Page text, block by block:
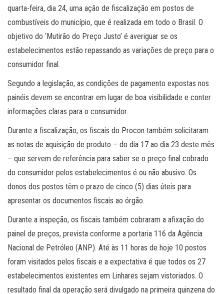
quarta-feira, dia 24, uma ação de fiscalização em postos de
combustíveis do município, que é realizada em todo o Brasil. O
objetivo do ‘Mutirão do Preço Justo’ é averiguar se os
estabelecimentos estão repassando as variações de preço para o
consumidor final.
Segundo a legislação, as condições de pagamento expostas nos
painéis devem se encontrar em lugar de boa visibilidade e conter
informações claras para o consumidor.
Durante a fiscalização, os fiscais do Procon também solicitaram
as notas de aquisição de produto – do dia 17 ao dia 23 deste mês
– que servem de referência para saber se o preço final cobrado
do consumidor pelos estabelecimentos é ou não abusivo. Os
donos dos postos têm o prazo de cinco (5) dias úteis para
apresentar os documentos fiscais ao órgão.
Durante a inspeção, os fiscais também cobraram a afixação do
painel de preços, prevista conforme a portaria 116 da Agência
Nacional de Petróleo (ANP). Até às 11 horas de hoje 10 postos
foram visitados pelos fiscais e a expectativa é que todos os 27
estabelecimentos existentes em Linhares sejam vistoriados. O
resultado final da operação será divulgado na primeira quinzena do